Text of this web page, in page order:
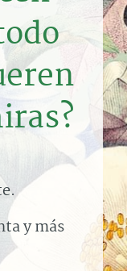
y más